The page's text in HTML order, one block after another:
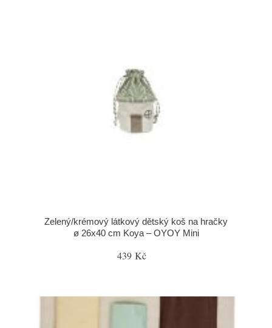
Zelený/krémový látkový dětský koš na hračky
ø 26x40 cm Koya – OYOY Mini
439 Kč